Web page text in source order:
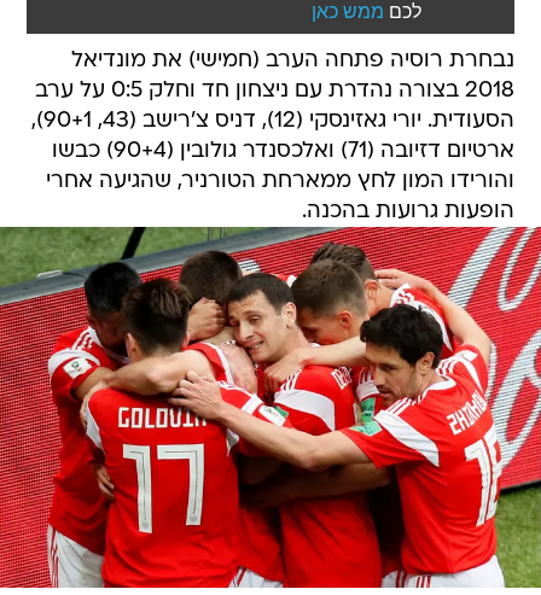
לכם ממש כאן
נבחרת רוסיה פתחה הערב (חמישי) את מונדיאל
2018 בצורה נהדרת עם ניצחון חד וחלק 0:5 על ערב
הסעודית. יורי גאזינסקי (12), דניס צ'רישב (43, 90+1),
ארטיום דזיובה (71) ואלכסנדר גולובין (90+4) כבשו
והורידו המון לחץ ממארחת הטורניר, שהגיעה אחרי
הופעות גרועות בהכנה.